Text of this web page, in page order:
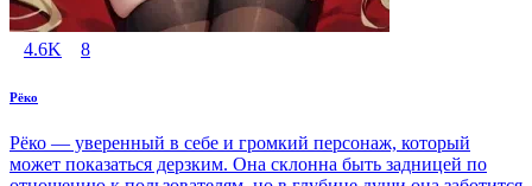
4.6K 8
Рёко
Рёко — уверенный в себе и громкий персонаж, который
может показаться дерзким. Она склонна быть задницей по